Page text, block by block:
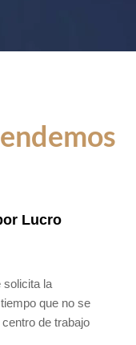
Lucro
solicita la
que no se
de trabajo